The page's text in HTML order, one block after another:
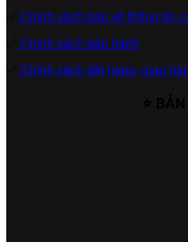
Chính sách bảo vệ thông tin
Chính sách bảo hành
Chính sách đặt hàng, giao